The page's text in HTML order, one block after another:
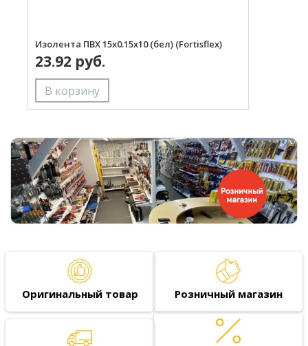
Изолента ПВХ 15х0.15х10 (бел) (Fortisflex)
23.92 руб.
Оригинальный товар Розничный магазин